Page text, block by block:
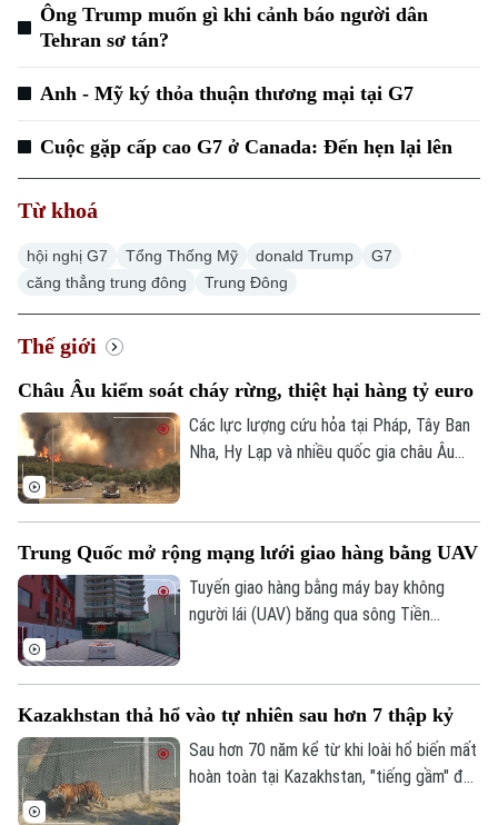
Xu hướng
Ông Trump muốn gì khi cảnh báo người dân
Tehran sơ tán?
Anh - Mỹ ký thỏa thuận thương mại tại G7
Cuộc gặp cấp cao G7 ở Canada: Đến hẹn lại lên
Từ khoá
hội nghị G7 Tổng Thống Mỹ donald Trump
G7
căng thẳng trung đông
Trung Đông
Thế giới
Châu Âu kiểm soát cháy rừng, thiệt hại hàng tỷ euro
Các lực lượng cứu hỏa tại Pháp, Tây Ban
Nha, Hy Lạp và nhiều quốc gia châu Âu
những cánh rừng bị thiêu rụi mà còn là
thiệt hại lớn đối với sản xuất, du lịch và
đời sống người dân. Tổn thất tại một số
Trung Quốc mở rộng mạng lưới giao hàng bằng UAV
Tuyến giao hàng bằng máy bay không
người lái (UAV) băng qua sông Tiền
gian vận chuyển giữa hai bờ sông xuống
còn khoảng 13 phút.
Kazakhstan thả hổ vào tự nhiên sau hơn 7 thập kỷ
Sau hơn 70 năm kể từ khi loài hổ biến mất
hoàn toàn tại Kazakhstan, "tiếng gầm" đã